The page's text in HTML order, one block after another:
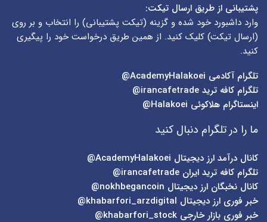
پشتیبانی از طریق ارسال تیکت:
وارد داشبورد خود شده و گزینه (تیکت پشتیبانی) را انتخاب و بر روی
(ارسال تیکت) کلیک کنید. از همین طریق درخواست خود را پیگیری
کنید.
تلگرام آکادمی
تلگرام کافه ترید irancafetrade@
اینستاگرام هلاکوئی Halakoei@
ما را در تلگرام دنبال کنید
کانال درآمد ارز دیجیتال AcademyHalakoei@
تلگرام کافه ترید ایران irancafetrade@
کانال نخبگان ارز دیجیتال nokhbegancoin@
خبر فوری ارز دیجیتال khabarfori_arzdigital@
خبر فوری بازار خارجی khabarfori_stock@